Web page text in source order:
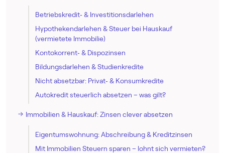
Betriebskredit‑ & Investitionsdarlehen
Hypothekendarlehen & Steuer bei Hauskauf
(vermietete Immobilie)
Kontokorrent‑ & Dispozinsen
Bildungsdarlehen & Studienkredite
Nicht absetzbar: Privat‑ & Konsumkredite
Autokredit steuerlich absetzen – was gilt?
Immobilien & Hauskauf: Zinsen clever absetzen
Eigentumswohnung: Abschreibung & Kreditzinsen
Mit Immobilien Steuern sparen – lohnt sich vermieten?